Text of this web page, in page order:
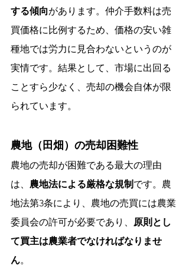
する傾向があります。仲介手数料は売
買価格に比例するため、価格の安い雑
種地では労力に見合わないというのが
実情です。結果として、市場に出回る
ことすら少なく、売却の機会自体が限
られています。
農地（田畑）の売却困難性
農地の売却が困難である最大の理由
は、 農地法による厳格な規制 です。農
地法第3条により、農地の売買には農業
委員会の許可が必要であり、 原則とし
て買主は農業者でなければなりませ
ん。